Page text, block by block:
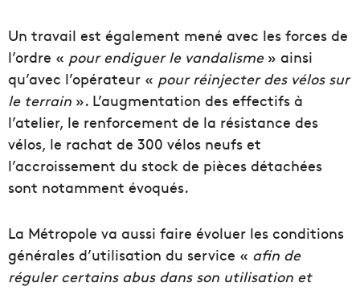
Un travail est également mené avec les forces de
l’ordre « pour endiguer le vandalisme» ainsi
qu’avec l’opérateur « pour réinjecter des vélos sur
le terrain ». L’augmentation des effectifs à
l’atelier, le renforcement de la résistance des
vélos, le rachat de 300 vélos neufs et
l’accroissement du stock de pièces détachées
sont notamment évoqués.
La Métropole va aussi faire évoluer les conditions
générales d’utilisation du service « afin de
réguler certains abus dans son utilisation et